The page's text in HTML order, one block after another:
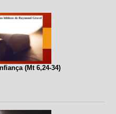
(Mt 6,24-34)